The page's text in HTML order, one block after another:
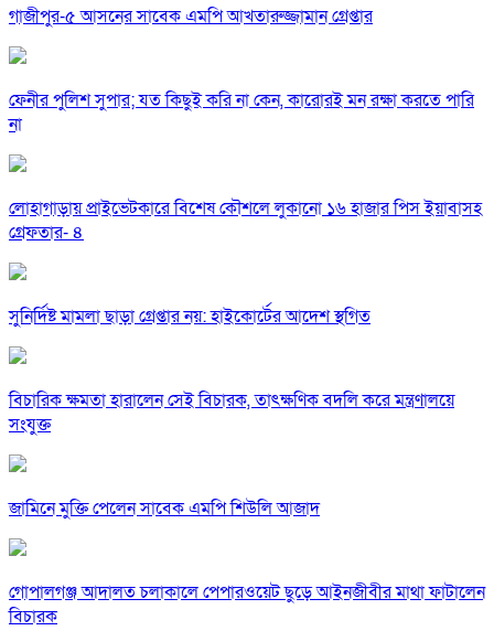
গাজীপুর-৫ আসনের সাবেক এমপি আখতারুজ্জামান গ্রেপ্তার
ফেনীর পুলিশ সুপার; যত কিছুই করি না কেন, কারোরই মন রক্ষা করতে পারি
না
লোহাগাড়ায় প্রাইভেটকারে বিশেষ কৌশলে লুকানো ১৬ হাজার পিস ইয়াবাসহ
গ্রেফতার- ৪
সুনির্দিষ্ট মামলা ছাড়া গ্রেপ্তার নয়: হাইকোর্টের আদেশ স্থগিত
বিচারিক ক্ষমতা হারালেন সেই বিচারক, তাৎক্ষণিক বদলি করে মন্ত্রণালয়ে
সংযুক্ত
জামিনে মুক্তি পেলেন সাবেক এমপি শিউলি আজাদ
গোপালগঞ্জ আদালত চলাকালে পেপারওয়েট ছুড়ে আইনজীবীর মাথা ফাটালেন
বিচারক